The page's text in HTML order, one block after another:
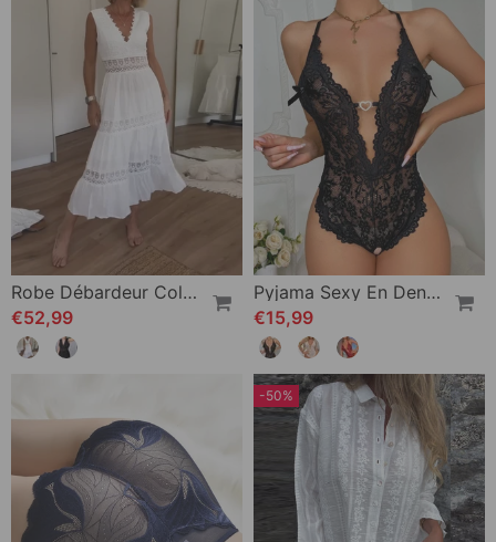
Robe Débardeur Col V En Dentelle
€52,99
Pyjama Sexy En Dentelle À Entrejambe Ouvert
€15,99
-50%